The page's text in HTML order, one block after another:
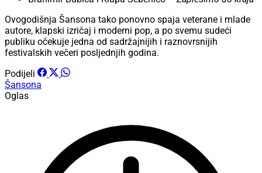
Ovogodišnja Šansona tako ponovno spaja veterane i mlade
autore, klapski izričaj i moderni pop, a po svemu sudeći
publiku očekuje jedna od sadržajnijih i raznovrsnijih
festivalskih večeri posljednjih godina.
Podijeli
Šansona
Oglas